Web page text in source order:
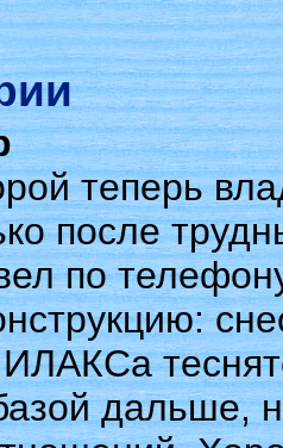
теперь
после
по
дальше,